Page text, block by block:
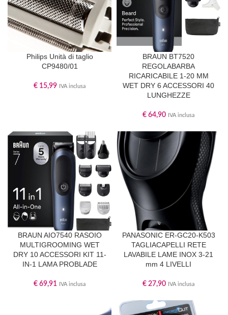
Philips Unità di taglio
CP9480/01
€ 15,99 IVA inclusa
BRAUN BT7520
REGOLABARBA
RICARICABILE 1-20 MM
WET DRY 6 ACCESSORI 40
LUNGHEZZE
€ 64,90 IVA inclusa
BRAUN AIO7540 RASOIO
MULTIGROOMING WET
DRY 10 ACCESSORI KIT 11-
IN-1 LAMA PROBLADE
€ 69,91 IVA inclusa
PANASONIC ER-GC20-K503
TAGLIACAPELLI RETE
LAVABILE LAME INOX 3-21
mm 4 LIVELLI
€ 27,90 IVA inclusa